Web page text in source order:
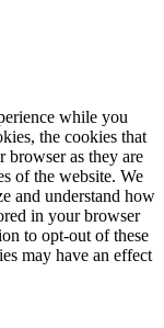
while you
the cookies that
browser as they are
of the website. We
and understand how
in your browser
to opt-out of these
may have an effect